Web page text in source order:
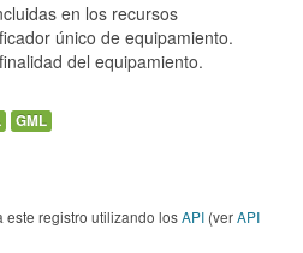
en los recursos
único de equipamiento.
del equipamiento.
GML
este registro utilizando losAPI (verAPI